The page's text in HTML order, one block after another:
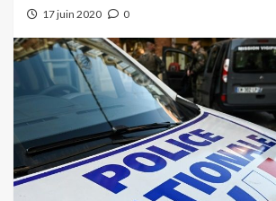
17 juin 2020 0